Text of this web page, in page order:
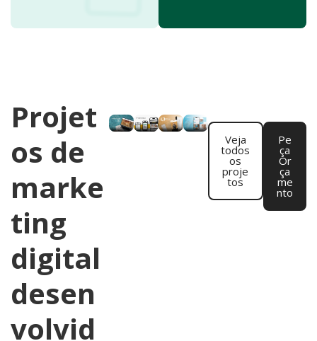
Projet
os de
marke
ting
digital
desen
volvid
Veja
todos
os
proje
tos
Pe
ça
Or
ça
me
nto